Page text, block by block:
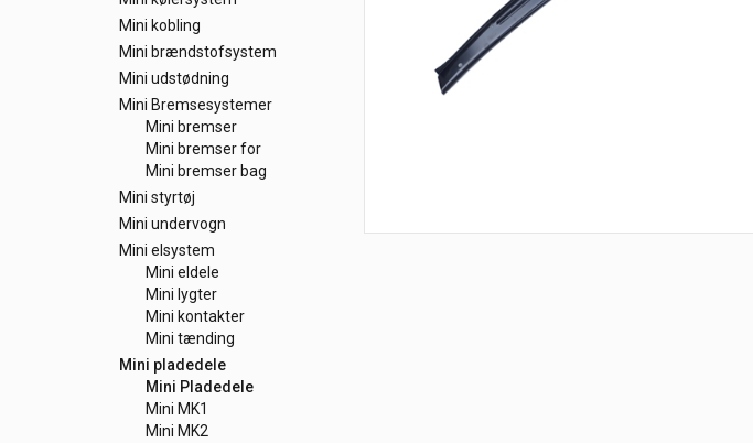
Mini kobling
Mini brændstofsystem
Mini udstødning
Mini Bremsesystemer
Mini bremser
Mini bremser for
Mini bremser bag
Mini styrtøj
Mini undervogn
Mini elsystem
Mini eldele
Mini lygter
Mini kontakter
Mini tænding
Mini pladedele
Mini Pladedele
Mini MK1
Mini MK2